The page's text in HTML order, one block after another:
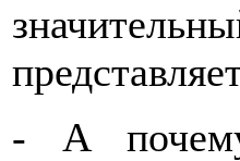
- А почему